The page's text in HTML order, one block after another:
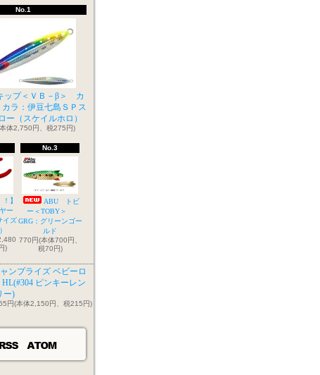
No.1
ップ＜ＶＢ－β＞ カ
ラ：伊豆七島ＳＰス
ー（スケイルホロ）
体2,750円、税275円)
】
ー
イズ
)
No.3
ABU トビ
ー＜TOBY＞
GRG：グリーンゴー
ルド
770円(本体700円、
税70円)
ンプライズ ベビーロ
HL(#304 ピンキーレン
ー)
円(本体2,150円、税215円)